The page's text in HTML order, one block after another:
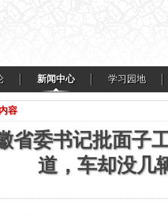
新闻中心 学习园地
容
省委书记批面子
道，车却没几